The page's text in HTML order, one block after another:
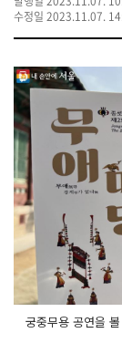
소
통
포
수정일 2023.11.07.
궁중무용 공연을